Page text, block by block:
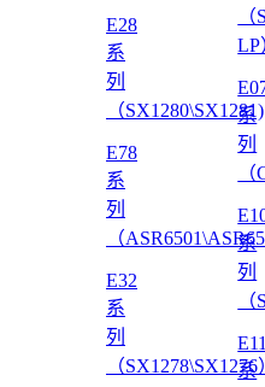
E28
系
列
（SX1280\SX1281)
E78
系
列
（
E32
系
列
（SX1278\SX1276
（
LP
系
列
系
列
E11
系